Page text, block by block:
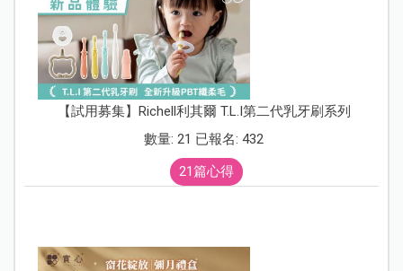
【試用募集】Richell利其爾 T.L.I第二代乳牙刷系列
數量: 21 已報名: 432
21篇心得